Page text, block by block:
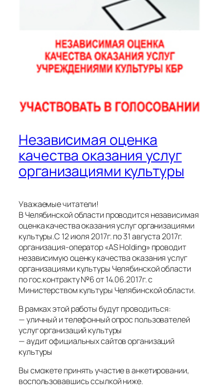
Независимая оценка
качества оказания услуг
организациями культуры
Уважаемые читатели!
В Челябинской области проводится независимая
оценка качества оказания услуг организациями
культуры.С 12 июля 2017г. по 31 августа 2017г.
организация-оператор «AS Holding» проводит
независимую оценку качества оказания услуг
организациями культуры Челябинской области
по гос.контракту №6 от 14.06.2017г. с
Министерством культуры Челябинской области.
В рамках этой работы будут проводиться:
— уличный и телефонный опрос пользователей
услуг организаций культуры
— аудит официальных сайтов организаций
культуры
Вы сможете принять участие в анкетировании,
воспользовавшись ссылкой ниже.